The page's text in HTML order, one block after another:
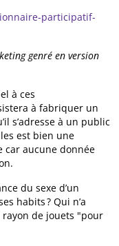
participatif-
genré en version
à ces
à fabriquer un
s’adresse à un public
est bien une
car aucune donnée
du sexe d’un
habits ? Qui n’a
rayon de jouets "pour